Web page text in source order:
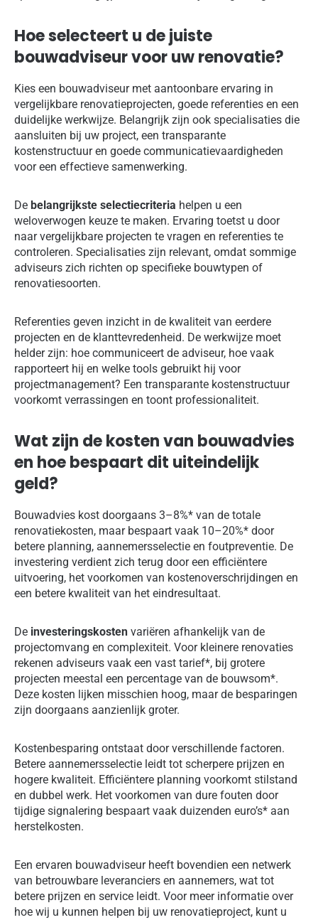
Hoe selecteert u de juiste
bouwadviseur voor uw renovatie?
Kies een bouwadviseur met aantoonbare ervaring in
vergelijkbare renovatieprojecten, goede referenties en een
duidelijke werkwijze. Belangrijk zijn ook specialisaties die
aansluiten bij uw project, een transparante
kostenstructuur en goede communicatievaardigheden
voor een effectieve samenwerking.
De belangrijkste selectiecriteria helpen u een
weloverwogen keuze te maken. Ervaring toetst u door
naar vergelijkbare projecten te vragen en referenties te
controleren. Specialisaties zijn relevant, omdat sommige
adviseurs zich richten op specifieke bouwtypen of
renovatiesoorten.
Referenties geven inzicht in de kwaliteit van eerdere
projecten en de klanttevredenheid. De werkwijze moet
helder zijn: hoe communiceert de adviseur, hoe vaak
rapporteert hij en welke tools gebruikt hij voor
projectmanagement? Een transparante kostenstructuur
voorkomt verrassingen en toont professionaliteit.
Wat zijn de kosten van bouwadvies
en hoe bespaart dit uiteindelijk
geld?
Bouwadvies kost doorgaans 3–8%* van de totale
renovatiekosten, maar bespaart vaak 10–20%* door
betere planning, aannemersselectie en foutpreventie. De
investering verdient zich terug door een efficiëntere
uitvoering, het voorkomen van kostenoverschrijdingen en
een betere kwaliteit van het eindresultaat.
De investeringskosten variëren afhankelijk van de
projectomvang en complexiteit. Voor kleinere renovaties
rekenen adviseurs vaak een vast tarief*, bij grotere
projecten meestal een percentage van de bouwsom*.
Deze kosten lijken misschien hoog, maar de besparingen
zijn doorgaans aanzienlijk groter.
Kostenbesparing ontstaat door verschillende factoren.
Betere aannemersselectie leidt tot scherpere prijzen en
hogere kwaliteit. Efficiëntere planning voorkomt stilstand
en dubbel werk. Het voorkomen van dure fouten door
tijdige signalering bespaart vaak duizenden euro’s* aan
herstelkosten.
Een ervaren bouwadviseur heeft bovendien een netwerk
van betrouwbare leveranciers en aannemers, wat tot
betere prijzen en service leidt. Voor meer informatie over
hoe wij u kunnen helpen bij uw renovatieproject, kunt u